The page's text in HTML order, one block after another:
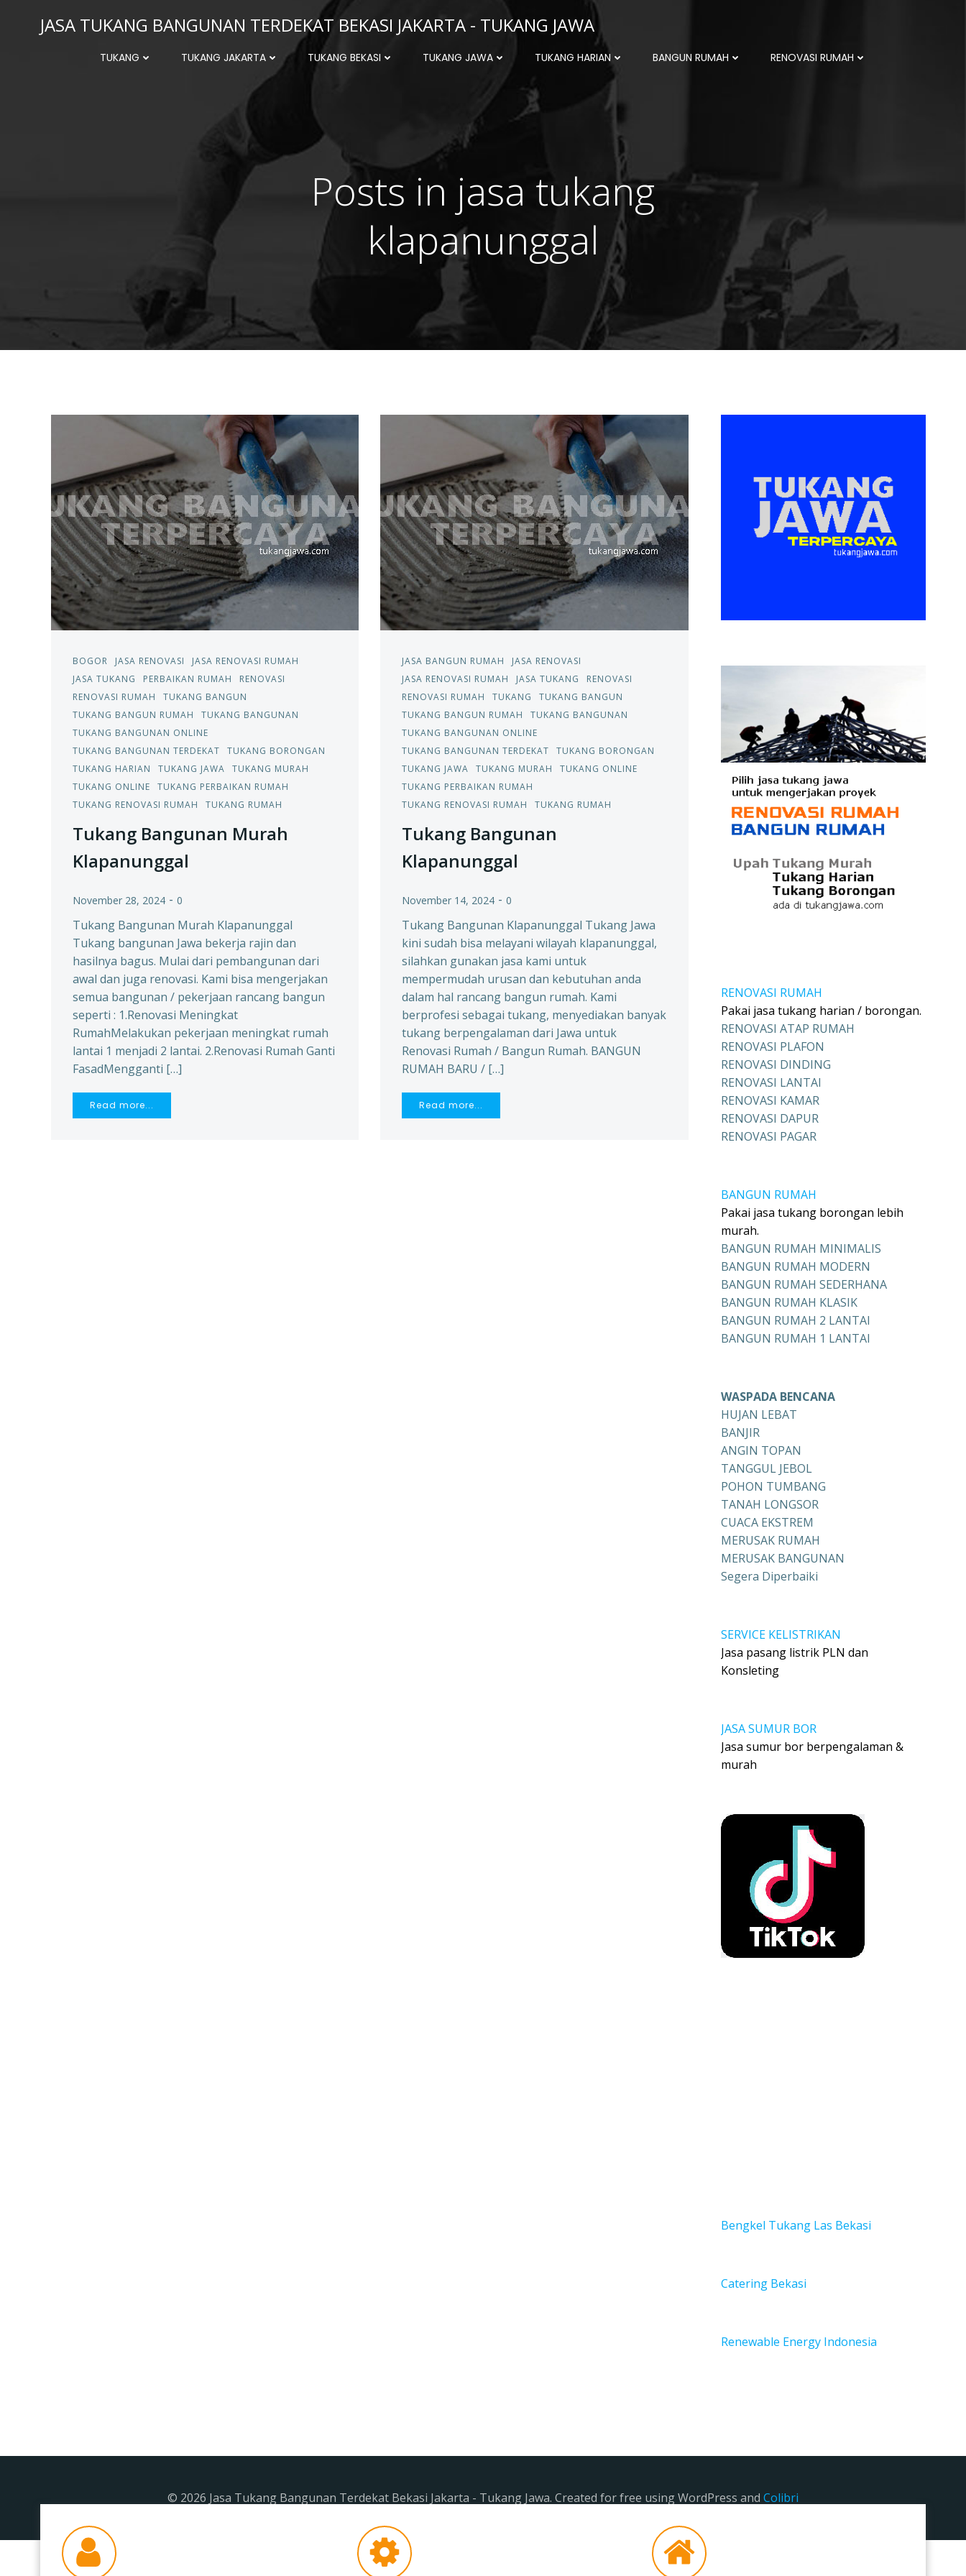
JASA TUKANG BANGUNAN TERDEKAT BEKASI JAKARTA - TUKANG JAWA
TUKANG TUKANG JAKARTA TUKANG BEKASI TUKANG JAWA TUKANG HARIAN BANGUN RUMAH RENOVASI RUMAH
Posts in jasa tukang
klapanunggal
BOGOR JASA RENOVASI
JASA RENOVASI RUMAH
JASA TUKANG
PERBAIKAN RUMAH
RENOVASI
RENOVASI RUMAH
TUKANG BANGUN
TUKANG BANGUN RUMAH
TUKANG BANGUNAN
TUKANG BANGUNAN ONLINE
TUKANG BANGUNAN TERDEKAT
TUKANG BORONGAN
TUKANG HARIAN
TUKANG JAWA
TUKANG MURAH
TUKANG ONLINE
TUKANG PERBAIKAN RUMAH
TUKANG RENOVASI RUMAH
TUKANG RUMAH
Tukang Bangunan Murah
Klapanunggal
November 28, 2024 - 0
Tukang Bangunan Murah Klapanunggal
Tukang bangunan Jawa bekerja rajin dan
hasilnya bagus. Mulai dari pembangunan dari
awal dan juga renovasi. Kami bisa mengerjakan
semua bangunan / pekerjaan rancang bangun
seperti : 1.Renovasi Meningkat
RumahMelakukan pekerjaan meningkat rumah
lantai 1 menjadi 2 lantai. 2.Renovasi Rumah Ganti
FasadMengganti […]
Read more...
JASA BANGUN RUMAH
JASA RENOVASI
JASA RENOVASI RUMAH
JASA TUKANG
RENOVASI
RENOVASI RUMAH
TUKANG
TUKANG BANGUN
TUKANG BANGUN RUMAH
TUKANG BANGUNAN
TUKANG BANGUNAN ONLINE
TUKANG BANGUNAN TERDEKAT
TUKANG BORONGAN
TUKANG JAWA
TUKANG MURAH
TUKANG ONLINE
TUKANG PERBAIKAN RUMAH
TUKANG RENOVASI RUMAH
TUKANG RUMAH
Tukang Bangunan
Klapanunggal
November 14, 2024 - 0
Tukang Bangunan Klapanunggal Tukang Jawa
kini sudah bisa melayani wilayah klapanunggal,
silahkan gunakan jasa kami untuk
mempermudah urusan dan kebutuhan anda
dalam hal rancang bangun rumah. Kami
berprofesi sebagai tukang, menyediakan banyak
tukang berpengalaman dari Jawa untuk
Renovasi Rumah / Bangun Rumah. BANGUN
RUMAH BARU / […]
Read more...
RENOVASI RUMAH
Pakai jasa tukang harian / borongan.
RENOVASI ATAP RUMAH
RENOVASI PLAFON
RENOVASI DINDING
RENOVASI LANTAI
RENOVASI KAMAR
RENOVASI DAPUR
RENOVASI PAGAR
BANGUN RUMAH
Pakai jasa tukang borongan lebih
murah.
BANGUN RUMAH MINIMALIS
BANGUN RUMAH MODERN
BANGUN RUMAH SEDERHANA
BANGUN RUMAH KLASIK
BANGUN RUMAH 2 LANTAI
BANGUN RUMAH 1 LANTAI
WASPADA BENCANA
HUJAN LEBAT
BANJIR
ANGIN TOPAN
TANGGUL JEBOL
POHON TUMBANG
TANAH LONGSOR
CUACA EKSTREM
MERUSAK RUMAH
MERUSAK BANGUNAN
Segera Diperbaiki
SERVICE KELISTRIKAN
Jasa pasang listrik PLN dan
Konsleting
JASA SUMUR BOR
Jasa sumur bor berpengalaman &
murah
Bengkel Tukang Las Bekasi
Catering Bekasi
Renewable Energy Indonesia
© 2026 Jasa Tukang Bangunan Terdekat Bekasi Jakarta - Tukang Jawa. Created for free using WordPress and Colibri